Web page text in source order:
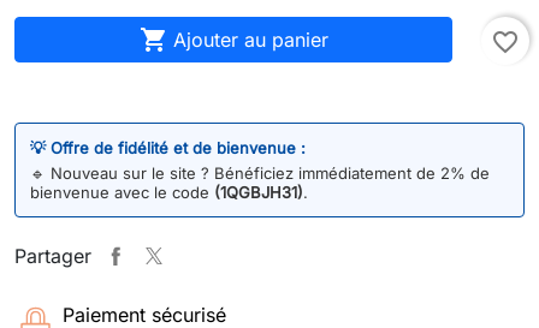
 Ajouter au panier favorite_border
💡 Offre de fidélité et de bienvenue :
🔹 Nouveau sur le site ? Bénéficiez immédiatement de 2% de
bienvenue avec le code (1QGBJH31).
Partager
Paiement sécurisé